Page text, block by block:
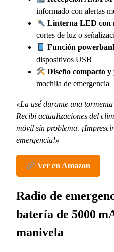
informado con alertas
Linterna LED con
cortes de luz o
Función
dispositivos USB
Diseño compacto
mochila de emergencia
«La usé durante una
Recibí actualizaciones del
móvil sin problema.
emergencia!»
Ver en Amazon
Radio de
batería de 5000
manivela